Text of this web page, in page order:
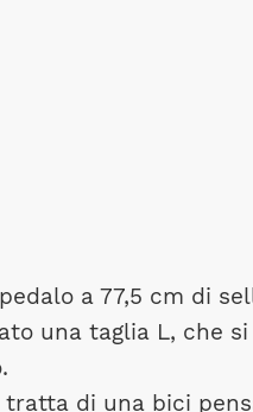
a 77,5 cm di
una taglia L, che
tratta di una bici